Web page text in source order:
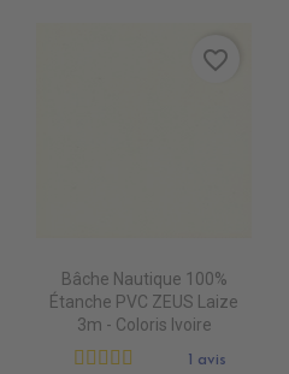
Bâche Nautique 100%
Étanche PVC ZEUS Laize
3m - Coloris Ivoire
1 avis
favorite_border